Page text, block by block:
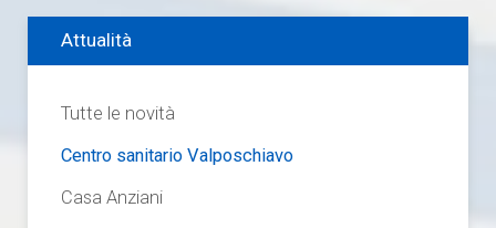
Attualità
Tutte le novità
Centro sanitario Valposchiavo
Casa Anziani